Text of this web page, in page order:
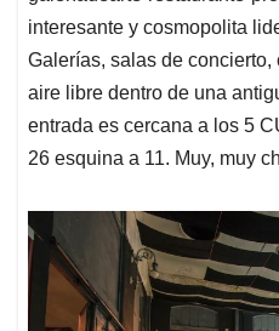
interesante y cosmopolita
Galerías, salas de concierto,
aire libre dentro de una
entrada es cercana a los 5
26 esquina a 11. Muy, muy